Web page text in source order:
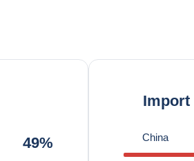
49%
Import
China